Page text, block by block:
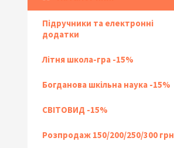
Підручники та електронні
додатки
Літня школа-гра -15%
Богданова шкільна наука -15%
СВІТОВИД -15%
Розпродаж 150/200/250/300 грн